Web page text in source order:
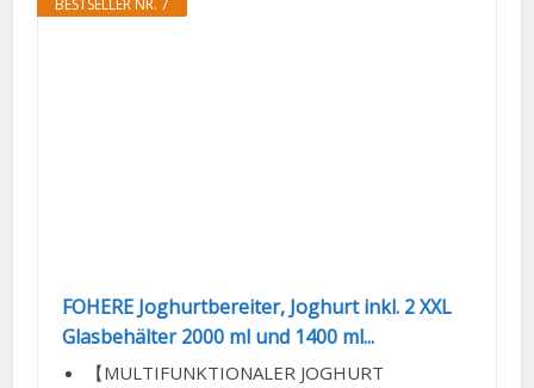
BESTSELLER NR. 7
FOHERE Joghurtbereiter, Joghurt inkl. 2 XXL
Glasbehälter 2000 ml und 1400 ml...
【MULTIFUNKTIONALER JOGHURT